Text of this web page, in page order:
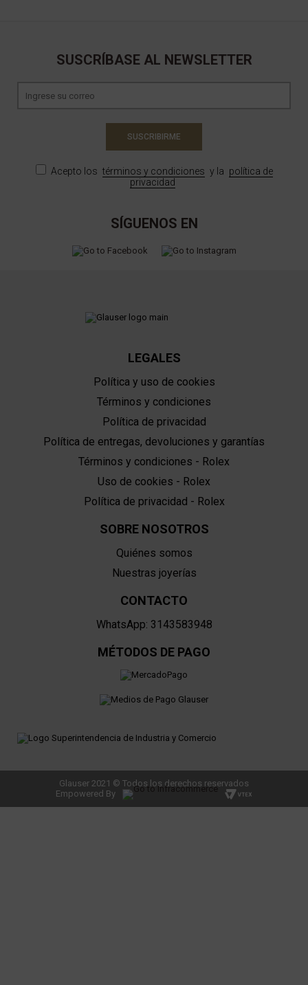
SUSCRÍBASE AL NEWSLETTER
SUSCRIBIRME
Acepto los términos y condiciones y la política de
privacidad
SÍGUENOS EN
LEGALES
Política y uso de cookies
Términos y condiciones
Política de privacidad
Política de entregas, devoluciones y garantías
Términos y condiciones - Rolex
Uso de cookies - Rolex
Política de privacidad - Rolex
SOBRE NOSOTROS
Quiénes somos
Nuestras joyerías
CONTACTO
WhatsApp: 3143583948
MÉTODOS DE PAGO
Glauser 2021 © Todos los derechos reservados
Empowered By